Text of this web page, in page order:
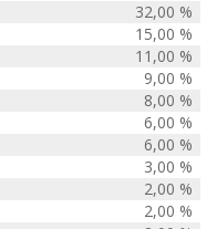
32,00 %
15,00 %
11,00 %
9,00 %
8,00 %
6,00 %
6,00 %
3,00 %
2,00 %
2,00 %